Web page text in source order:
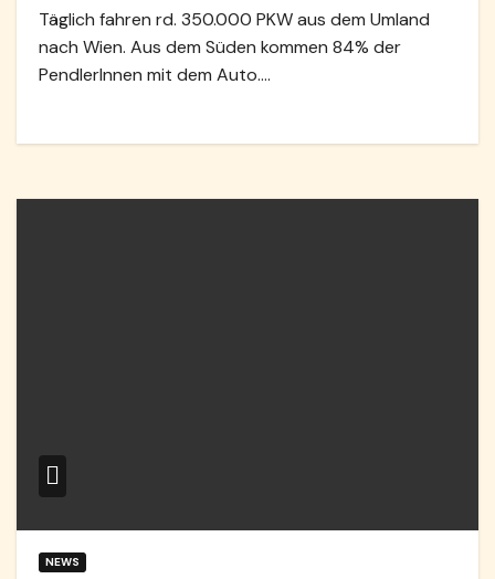
Täglich fahren rd. 350.000 PKW aus dem Umland
nach Wien. Aus dem Süden kommen 84% der
PendlerInnen mit dem Auto.…
NEWS